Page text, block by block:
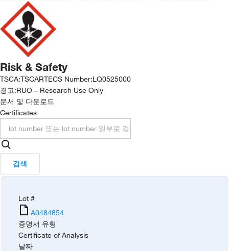
Risk & Safety
TSCA:TSCARTECS Number:LQ0525000
경고:RUO – Research Use Only
문서 및 다운로드
Certificates
검색
Lot #
A0484854
증명서 유형
Certificate of Analysis
날짜